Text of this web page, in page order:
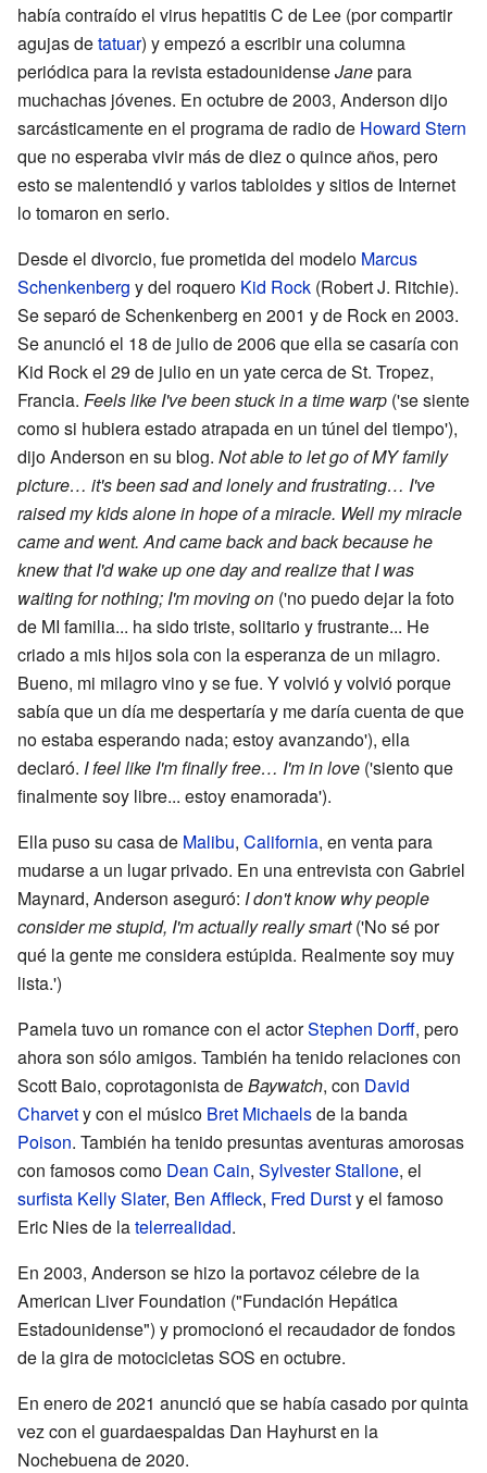
había contraído el virus hepatitis C de Lee (por compartir
agujas detatuar) y empezó a escribir una columna
periódica para la revista estadounidenseJanepara
muchachas jóvenes. En octubre de 2003, Anderson dijo
sarcásticamente en el programa de radio de Howard Stern
que no esperaba vivir más de diez o quince años, pero
esto se malentendió y varios tabloides y sitios de Internet
lo tomaron en serio.
Desde el divorcio, fue prometida del modelo Marcus
Schenkenberg y del roquero Kid Rock (Robert J. Ritchie).
Se separó de Schenkenberg en 2001 y de Rock en 2003.
Se anunció el 18 de julio de 2006 que ella se casaría con
Kid Rock el 29 de julio en un yate cerca de St. Tropez,
Francia. Feels like I've been stuck in a time warp ('se siente
como si hubiera estado atrapada en un túnel del tiempo'),
dijo Anderson en su blog. Not able to let go of MY family
picture… it's been sad and lonely and frustrating… I've
raised my kids alone in hope of a miracle. Well my miracle
came and went. And came back and back because he
knew that I'd wake up one day and realize that I was
waiting for nothing; I'm moving on ('no puedo dejar la foto
de MI familia... ha sido triste, solitario y frustrante... He
criado a mis hijos sola con la esperanza de un milagro.
Bueno, mi milagro vino y se fue. Y volvió y volvió porque
sabía que un día me despertaría y me daría cuenta de que
no estaba esperando nada; estoy avanzando'), ella
declaró. I feel like I'm finally free… I'm in love ('siento que
finalmente soy libre... estoy enamorada').
Ella puso su casa de Malibu, California, en venta para
mudarse a un lugar privado. En una entrevista con Gabriel
Maynard, Anderson aseguró: I don't know why people
consider me stupid, I'm actually really smart('No sé por
qué la gente me considera estúpida. Realmente soy muy
lista.')
Pamela tuvo un romance con el actorStephen Dorff, pero
ahora son sólo amigos. También ha tenido relaciones con
Scott Baio, coprotagonista deBaywatch, con David
Charvety con el músico Bret Michaelsde la banda
Poison. También ha tenido presuntas aventuras amorosas
con famosos como Dean Cain, Sylvester Stallone, el
surfista Kelly Slater, Ben Affleck, Fred Dursty el famoso
Eric Nies de latelerrealidad.
En 2003, Anderson se hizo la portavoz célebre de la
American Liver Foundation ("Fundación Hepática
Estadounidense") y promocionó el recaudador de fondos
de la gira de motocicletas SOS en octubre.
En enero de 2021 anunció que se había casado por quinta
vez con el guardaespaldas Dan Hayhurst en la
Nochebuena de 2020.